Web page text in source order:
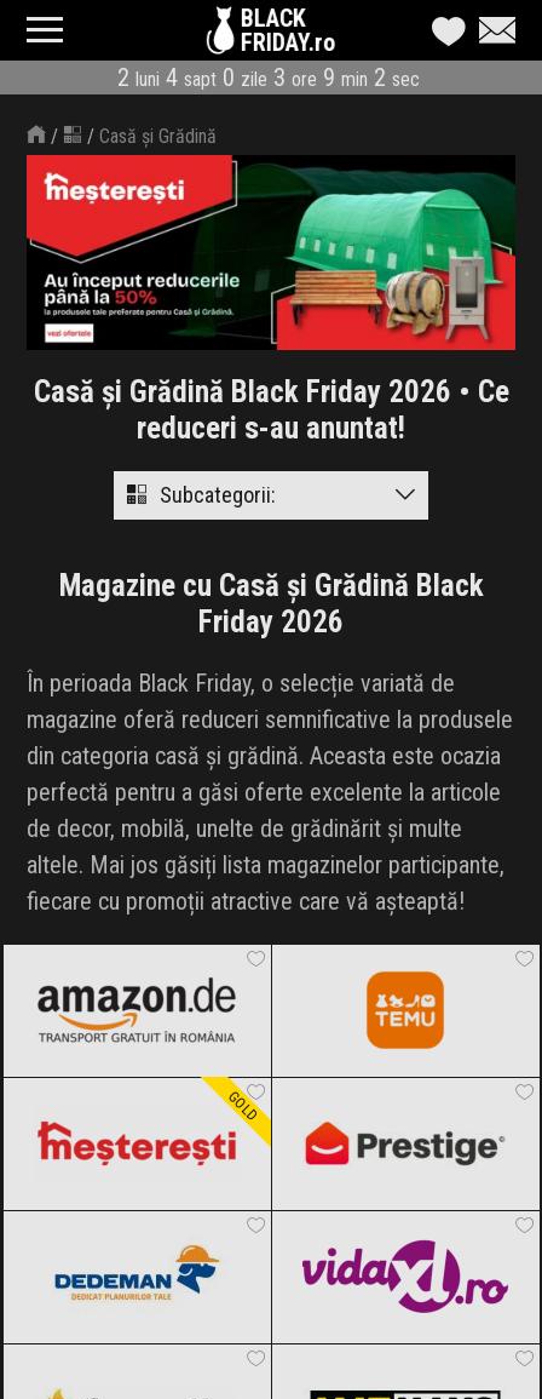
BLACK
FRIDAY.ro
2 luni 4 sapt 0 zile 3 ore 9 min 1 sec
CATEGORII
MAGAZINE
ÎNSCRIE MAGAZIN
LIVE BLOG
REDUCERI
CODURI REDUCERE
ABONARE NEWSLETTER
INFLUENCER SQUAD
IDEI DE CADOURI
ȘTIRI
FAVORITE
/ /Casă și Grădină
Casă și Grădină Black Friday 2026 • Ce
reduceri s-au anuntat!
Subcategorii:
Magazine cu Casă și Grădină Black
Friday 2026
În perioada Black Friday, o selecție variată de
magazine oferă reduceri semnificative la produsele
din categoria casă și grădină. Aceasta este ocazia
perfectă pentru a găsi oferte excelente la articole
de decor, mobilă, unelte de grădinărit și multe
altele. Mai jos găsiți lista magazinelor participante,
fiecare cu promoții atractive care vă așteaptă!
GOLD
2026